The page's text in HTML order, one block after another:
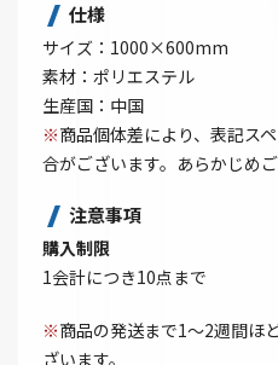
仕様
サイズ：1000×600mm
素材：ポリエステル
生産国：中国
※商品個体差により、表記ス
合がございます。あらかじめご
注意事項
購入制限
1会計につき10点まで
※商品の発送まで1～2週間ほ
ざいます。